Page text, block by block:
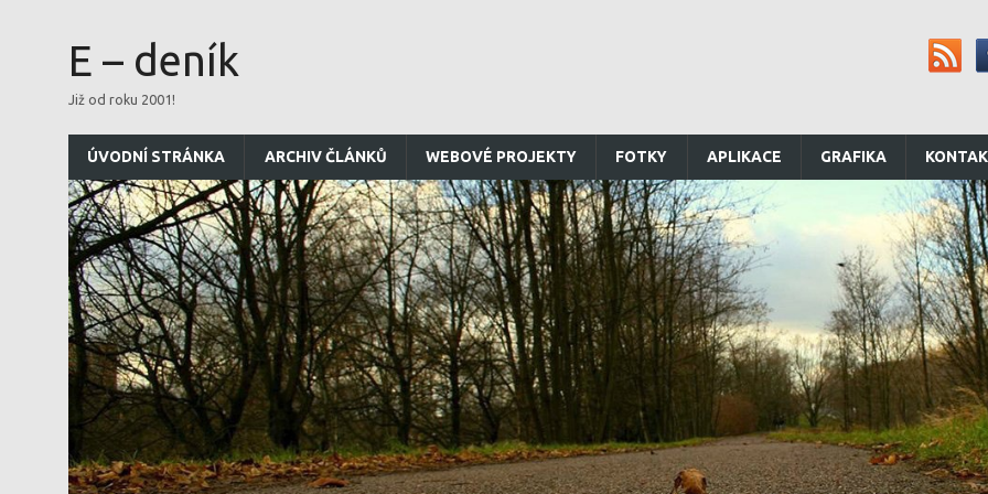
E – deník
Již od roku 2001!
ÚVODNÍ STRÁNKA ARCHIV ČLÁNKŮ WEBOVÉ PROJEKTY FOTKY APLIKACE GRAFIKA